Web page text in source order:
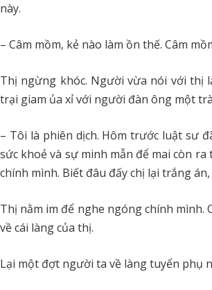
này.
– Câm mồm, kẻ nào làm ồn thế. Câm
Thị ngừng khóc. Người vừa nói với thị
trại giam ủa xỉ với người đàn ông một
– Tôi là phiên dịch. Hôm trước luật sư
sức khoẻ và sự minh mẫn để mai còn
chính mình. Biết đâu đấy chị lại trắng
Thị nằm im để nghe ngóng chính
về cái làng của thị.
Lại một đợt người ta về làng tuyển phụ